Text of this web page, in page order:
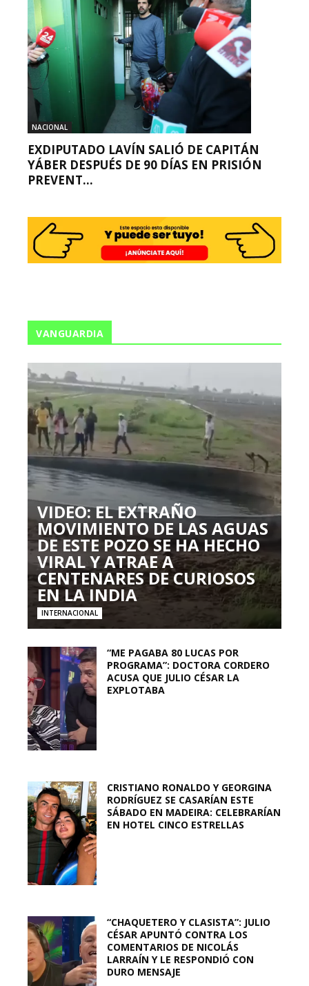
NACIONAL
EXDIPUTADO LAVÍN SALIÓ DE CAPITÁN
YÁBER DESPUÉS DE 90 DÍAS EN PRISIÓN
PREVENT...
VANGUARDIA
VIDEO: EL EXTRAÑO
MOVIMIENTO DE LAS AGUAS
DE ESTE POZO SE HA HECHO
VIRAL Y ATRAE A
CENTENARES DE CURIOSOS
EN LA INDIA
INTERNACIONAL
“ME PAGABA 80 LUCAS POR
PROGRAMA”: DOCTORA CORDERO
ACUSA QUE JULIO CÉSAR LA
EXPLOTABA
CRISTIANO RONALDO Y GEORGINA
RODRÍGUEZ SE CASARÍAN ESTE
SÁBADO EN MADEIRA: CELEBRARÍAN
EN HOTEL CINCO ESTRELLAS
“CHAQUETERO Y CLASISTA”: JULIO
CÉSAR APUNTÓ CONTRA LOS
COMENTARIOS DE NICOLÁS
LARRAÍN Y LE RESPONDIÓ CON
DURO MENSAJE